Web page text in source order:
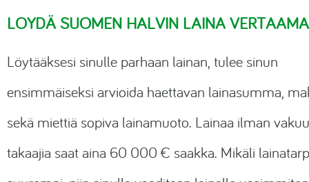
LÖYDÄ SUOMEN HALVIN LAINA
Löytääksesi sinulle parhaan lainan, tulee sinun
ensimmäiseksi arvioida haettavan lainasumma,
sekä miettiä sopiva lainamuoto. Lainaa ilman
takaajia saat aina 60 000 € saakka. Mikäli